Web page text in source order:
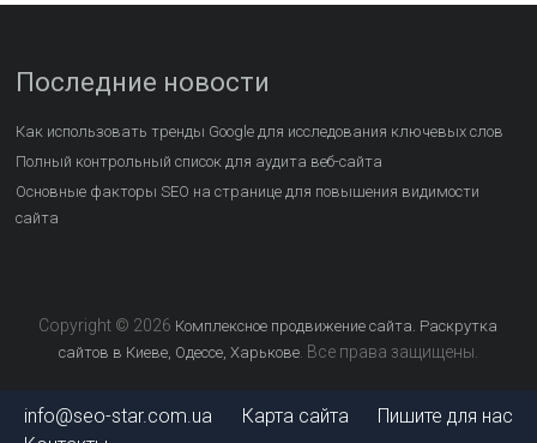
Последние новости
Как использовать тренды Google для исследования ключевых слов
Полный контрольный список для аудита веб-сайта
Основные факторы SEO на странице для повышения видимости
сайта
Copyright © 2026 Комплексное продвижение сайта. Раскрутка
сайтов в Киеве, Одессе, Харькове. Все права защищены.
info@seo-star.com.ua Карта сайта
Пишите для нас